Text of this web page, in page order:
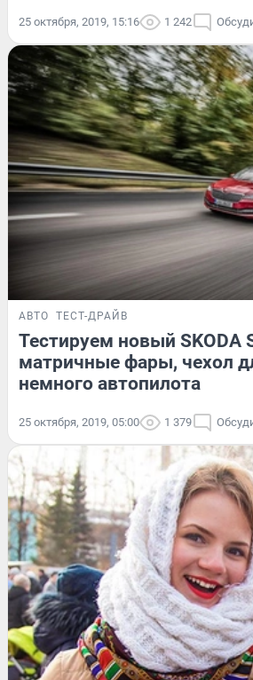
25 октября, 2019, 15:16 1 242
АВТО ТЕСТ-ДРАЙВ
Тестируем новый SKODA
матричные фары, чехол
немного автопилота
25 октября, 2019, 05:00 1 379